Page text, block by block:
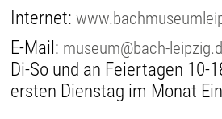
Internet:
E-Mail: museum@bach-
Di-So und an Feiertagen 10-
ersten Dienstag im Monat